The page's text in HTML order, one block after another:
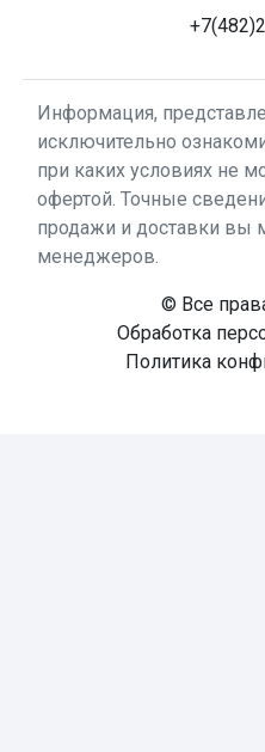
Информация,
исключительно
при каких условиях не
офертой. Точные
продажи и доставки вы
менеджеров.
© Все
Обработка
Политика